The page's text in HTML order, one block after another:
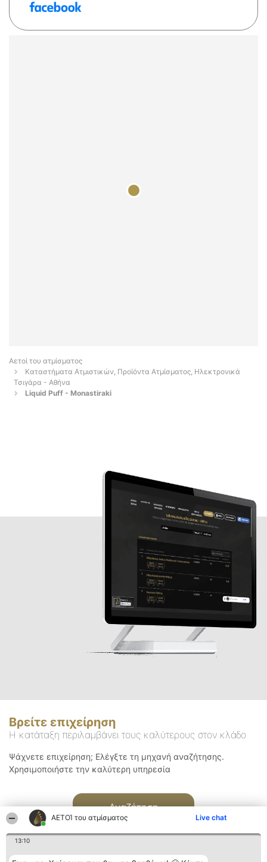
ΑΕΤΟΊ του ατμίσματος Live chat
13:10
Αετοί του ατμίσματος
Καταστήματα Ατμιστικών, Προϊόντα Ατμίσματος, Ηλεκτρονικά
Τσιγάρα - Αθήνα
Liquid Puff - Monastiraki
Βρείτε επιχείρηση
Η κατάταξη περιλαμβάνει τους καλύτερους στον κλάδο
Ψάχνετε επιχείρηση; Ελέγξτε τη μηχανή αναζήτησης.
Χρησιμοποιήστε την καλύτερη υπηρεσία
Αναζήτηση